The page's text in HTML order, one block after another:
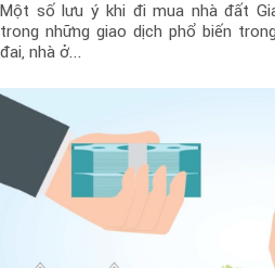
Một số lưu ý khi đi mua nhà đất
trong những giao dịch phổ biến
đai, nhà ở...